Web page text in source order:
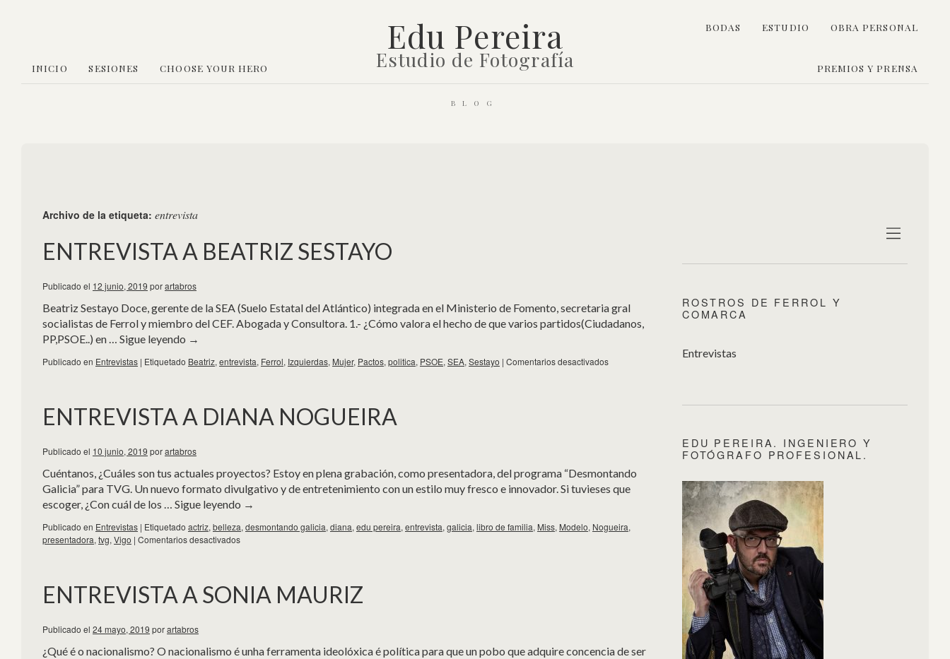
INICIO SESIONES CHOOSE YOUR HERO
Edu Pereira
Estudio de Fotografía
BODAS ESTUDIO OBRA PERSONAL
PREMIOS Y PRENSA
BLOG
Archivo de la etiqueta: entrevista
ENTREVISTA A BEATRIZ SESTAYO
Publicado el 12 junio, 2019 porartabros
Beatriz Sestayo Doce, gerente de la SEA (Suelo Estatal del Atlántico) integrada en el Ministerio de Fomento, secretaria gral
socialistas de Ferrol y miembro del CEF. Abogada y Consultora. 1.- ¿Cómo valora el hecho de que varios partidos(Ciudadanos,
PP,PSOE..) en … Sigue leyendo →
Publicado en Entrevistas | Etiquetado Beatriz, entrevista, Ferrol, Izquierdas, Mujer, Pactos, politica, PSOE, SEA, Sestayo | Comentarios desactivados
ENTREVISTA A DIANA NOGUEIRA
Publicado el 10 junio, 2019 porartabros
Cuéntanos, ¿Cuáles son tus actuales proyectos? Estoy en plena grabación, como presentadora, del programa “Desmontando
Galicia” para TVG. Un nuevo formato divulgativo y de entretenimiento con un estilo muy fresco e innovador. Si tuvieses que
escoger, ¿Con cuál de los … Sigue leyendo →
Publicado en Entrevistas | Etiquetado actriz, belleza, desmontando galicia, diana, edu pereira, entrevista, galicia, libro de familia, Miss, Modelo, Nogueira,
presentadora, tvg, Vigo | Comentarios desactivados
ENTREVISTA A SONIA MAURIZ
Publicado el 24 mayo, 2019 porartabros
¿Qué é o nacionalismo? O nacionalismo é unha ferramenta ideolóxica é política para que un pobo que adquire concencia de ser
ROSTROS DE FERROL Y
COMARCA
Entrevistas
EDU PEREIRA. INGENIERO Y
FOTÓGRAFO PROFESIONAL.